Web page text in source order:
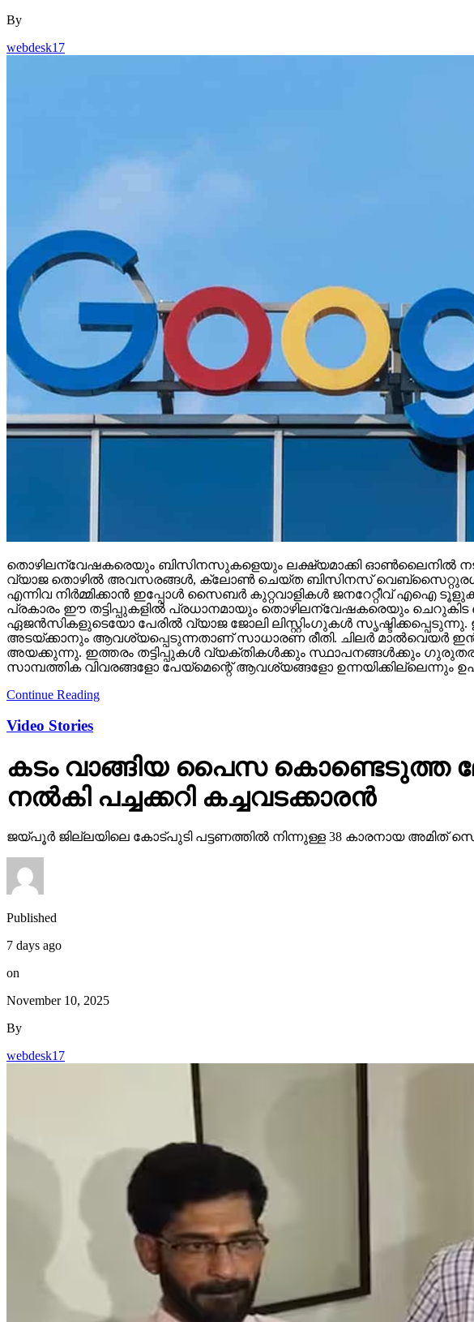
By
webdesk17
തൊഴിലന്വേഷകരെയും ബിസിനസുകളെയും ലക്ഷ്യമാക്കി ഓണ്‍ലൈനില്‍
വ്യാജ തൊഴില്‍ അവസരങ്ങള്‍, ക്ലോണ്‍ ചെയ്ത ബിസിനസ് വെബ്‌സൈറ്റുരള്‍,
എന്നിവ നിര്‍മ്മിക്കാന്‍ ഇപ്പോള്‍ സൈബര്‍ കുറ്റവാളികള്‍ ജനറേറ്റീവ് എഐ ടൂളുകള്‍
പ്രകാരം ഈ തട്ടിപ്പുകളില്‍ പ്രധാനമായും തൊഴിലന്വേഷകരെയും
ഏജന്‍സികളുടെയോ പേരില്‍ വ്യാജ ജോലി ലിസ്റ്റിംഗുകള്‍
അടയ്ക്കാനും ആവശ്യപ്പെടുന്നതാണ് സാധാരണ രീതി. ചിലര്‍ മാല്‍വെയര്‍
അയക്കുന്നു. ഇത്തരം തട്ടിപ്പുകള്‍ വ്യക്തികള്‍ക്കും സ്ഥാപനങ്ങള്‍ക്കും
സാമ്പത്തിക വിവരങ്ങളോ പേയ്‌മെന്റെ് ആവശ്യങ്ങളോ
Continue Reading
Video Stories
കടം വാങ്ങിയ പൈസ കൊണ്ടെടുത്ത
നല്‍കി പച്ചക്കറി കച്ചവടക്കാരന്‍
ജയ്പൂര്‍ ജില്ലയിലെ കോട്പുടി പട്ടണത്തില്‍ നിന്നുള്ള 38 കാരനായ അമിത്
Published
7 days ago
on
November 10, 2025
By
webdesk17